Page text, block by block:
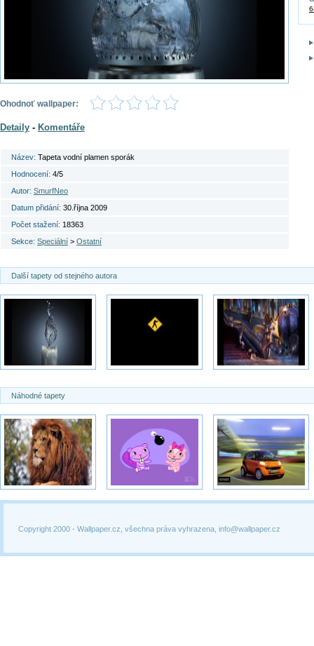
Ohodnoť wallpaper:
Detaily - Komentáře
Název: Tapeta vodní plamen sporák
Hodnocení: 4/5
Autor: SmurfNeo
Datum přidání: 30.října 2009
Počet stažení: 18363
Sekce: Speciální > Ostatní
Další tapety od stejného autora
Náhodné tapety
Copyright 2000 - Wallpaper.cz, všechna práva vyhrazena, info@wallpaper.cz